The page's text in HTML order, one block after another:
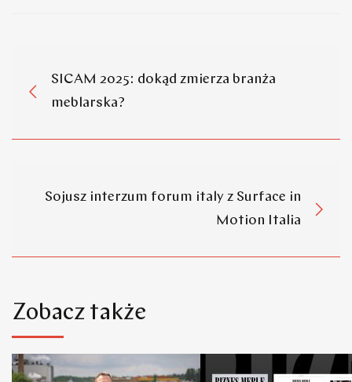
SICAM 2025: dokąd zmierza branża
meblarska?
Sojusz interzum forum italy z Surface in
Motion Italia
Zobacz także